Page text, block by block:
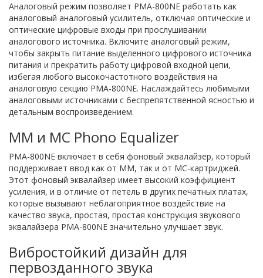
Аналоговый режим позволяет PMA-800NE работать как
аналоговый аналоговый усилитель, отключая оптические и
оптические цифровые входы при прослушивании
аналогового источника. Включите аналоговый режим,
чтобы закрыть питание выделенного цифрового источника
питания и прекратить работу цифровой входной цепи,
избегая любого высокочастотного воздействия на
аналоговую секцию PMA-800NE. Наслаждайтесь любимыми
аналоговыми источниками с беспрепятственной ясностью и
детальным воспроизведением.
MM и MC Phono Equalizer
PMA-800NE включает в себя фоновый эквалайзер, который
поддерживает ввод как от MM, так и от MC-картриджей.
Этот фоновый эквалайзер имеет высокий коэффициент
усиления, и в отличие от петель в других печатных платах,
которые вызывают неблагоприятное воздействие на
качество звука, простая, простая конструкция звукового
эквалайзера PMA-800NE значительно улучшает звук.
Вибростойкий дизайн для
первозданного звука